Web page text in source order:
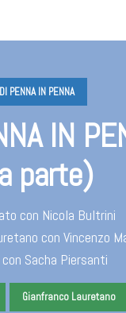
DI PENNA IN PENNA
IN
parte)
con Nicola Bultrini
con Vincenzo
Sacha Piersanti
Gianfranco Lauretano